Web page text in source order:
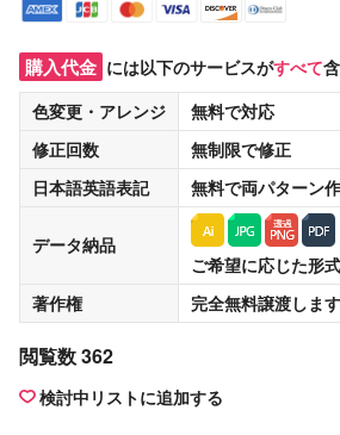
購入代金 には以下のサービスがすべて
色変更・アレンジ
無料で対応
修正回数
無制限で修正
日本語英語表記
無料で両パターン
データ納品
ご希望に応じた形
著作権
完全無料譲渡します
閲覧数 362
検討中リストに追加する